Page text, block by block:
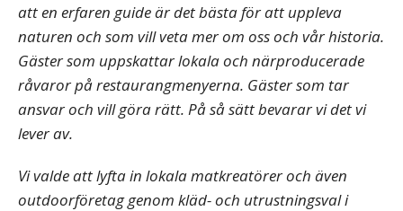
att en erfaren guide är det bästa för att uppleva
naturen och som vill veta mer om oss och vår historia.
Gäster som uppskattar lokala och närproducerade
råvaror på restaurangmenyerna. Gäster som tar
ansvar och vill göra rätt. På så sätt bevarar vi det vi
lever av.
Vi valde att lyfta in lokala matkreatörer och även
outdoorföretag genom kläd- och utrustningsval i